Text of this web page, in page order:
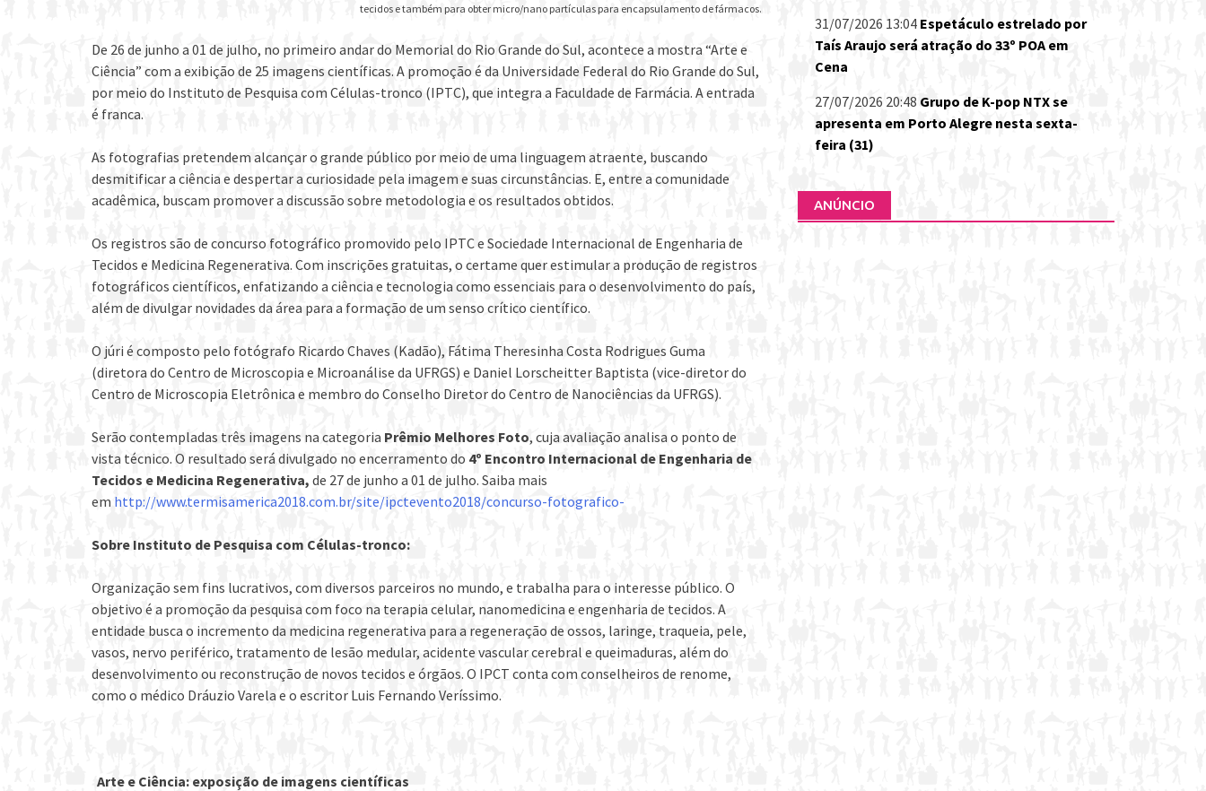
tecidos e também para obter micro/nano partículas para encapsulamento de fármacos.
De 26 de junho a 01 de julho, no primeiro andar do Memorial do Rio Grande do Sul, acontece a mostra “Arte e
Ciência” com a exibição de 25 imagens científicas. A promoção é da Universidade Federal do Rio Grande do Sul,
por meio do Instituto de Pesquisa com Células-tronco (IPTC), que integra a Faculdade de Farmácia. A entrada
é franca.
As fotografias pretendem alcançar o grande público por meio de uma linguagem atraente, buscando
desmitificar a ciência e despertar a curiosidade pela imagem e suas circunstâncias. E, entre a comunidade
acadêmica, buscam promover a discussão sobre metodologia e os resultados obtidos.
Os registros são de concurso fotográfico promovido pelo IPTC e Sociedade Internacional de Engenharia de
Tecidos e Medicina Regenerativa. Com inscrições gratuitas, o certame quer estimular a produção de registros
fotográficos científicos, enfatizando a ciência e tecnologia como essenciais para o desenvolvimento do país,
além de divulgar novidades da área para a formação de um senso crítico científico.
O júri é composto pelo fotógrafo Ricardo Chaves (Kadão), Fátima Theresinha Costa Rodrigues Guma
(diretora do Centro de Microscopia e Microanálise da UFRGS) e Daniel Lorscheitter Baptista (vice-diretor do
Centro de Microscopia Eletrônica e membro do Conselho Diretor do Centro de Nanociências da UFRGS).
Serão contempladas três imagens na categoria Prêmio Melhores Foto, cuja avaliação analisa o ponto de
vista técnico. O resultado será divulgado no encerramento do 4º Encontro Internacional de Engenharia de
Tecidos e Medicina Regenerativa, de 27 de junho a 01 de julho. Saiba mais
em http://www.termisamerica2018.com.br/site/ipctevento2018/concurso-fotografico-
Sobre Instituto de Pesquisa com Células-tronco:
Organização sem fins lucrativos, com diversos parceiros no mundo, e trabalha para o interesse público. O
objetivo é a promoção da pesquisa com foco na terapia celular, nanomedicina e engenharia de tecidos. A
entidade busca o incremento da medicina regenerativa para a regeneração de ossos, laringe, traqueia, pele,
vasos, nervo periférico, tratamento de lesão medular, acidente vascular cerebral e queimaduras, além do
desenvolvimento ou reconstrução de novos tecidos e órgãos. O IPCT conta com conselheiros de renome,
como o médico Dráuzio Varela e o escritor Luis Fernando Veríssimo.
Arte e Ciência: exposição de imagens científicas
31/07/2026 13:04 Espetáculo estrelado por
Taís Araujo será atração do 33º POA em
Cena
27/07/2026 20:48 Grupo de K-pop NTX se
apresenta em Porto Alegre nesta sexta-
feira (31)
ANÚNCIO